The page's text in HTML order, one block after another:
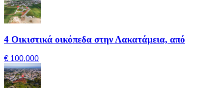
4 Οικιστικά οικόπεδα στην Λακατάμεια, από
€ 100,000